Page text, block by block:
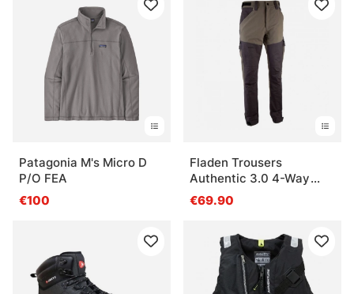
Patagonia M's Micro D
P/O FEA
€100
Fladen Trousers
Authentic 3.0 4-Way
Stretch, Green/Black
€69.90